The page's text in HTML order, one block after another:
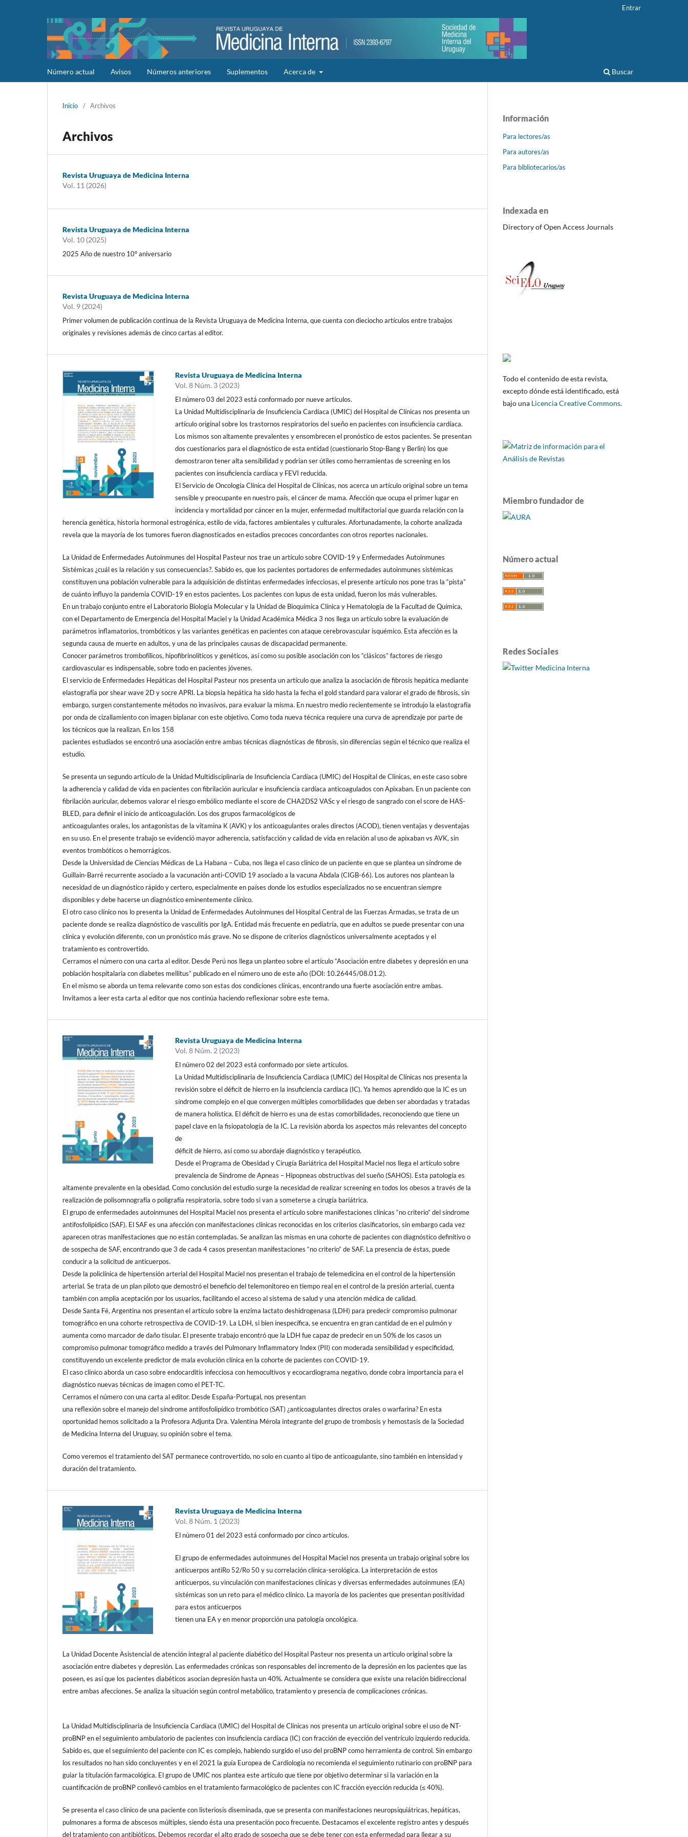
Número actual Avisos Números anteriores Suplementos Acerca de Buscar
Entrar
Inicio / Archivos
Archivos
Revista Uruguaya de Medicina Interna
Vol. 11 (2026)
Revista Uruguaya de Medicina Interna
Vol. 10 (2025)
2025 Año de nuestro 10° aniversario
Revista Uruguaya de Medicina Interna
Vol. 9 (2024)
Primer volumen de publicación continua de la Revista Uruguaya de Medicina Interna, que cuenta con dieciocho artículos entre trabajos
originales y revisiones además de cinco cartas al editor.
Revista Uruguaya de Medicina Interna
Vol. 8 Núm. 3 (2023)
El número 03 del 2023 está conformado por nueve artículos.
La Unidad Multidisciplinaria de Insuficiencia Cardíaca (UMIC) del Hospital de Clínicas nos presenta un
artículo original sobre los trastornos respiratorios del sueño en pacientes con insuficiencia cardíaca.
Los mismos son altamente prevalentes y ensombrecen el pronóstico de estos pacientes. Se presentan
dos cuestionarios para el diagnóstico de esta entidad (cuestionario Stop-Bang y Berlin) los que
demostraron tener alta sensibilidad y podrían ser útiles como herramientas de screening en los
pacientes con insuficiencia cardíaca y FEVI reducida.
El Servicio de Oncología Clínica del Hospital de Clínicas, nos acerca un artículo original sobre un tema
sensible y preocupante en nuestro país, el cáncer de mama. Afección que ocupa el primer lugar en
incidencia y mortalidad por cáncer en la mujer, enfermedad multifactorial que guarda relación con la
herencia genética, historia hormonal estrogénica, estilo de vida, factores ambientales y culturales. Afortunadamente, la cohorte analizada
revela que la mayoría de los tumores fueron diagnosticados en estadios precoces concordantes con otros reportes nacionales.
La Unidad de Enfermedades Autoinmunes del Hospital Pasteur nos trae un artículo sobre COVID-19 y Enfermedades Autoinmunes
Sistémicas ¿cuál es la relación y sus consecuencias?. Sabido es, que los pacientes portadores de enfermedades autoinmunes sistémicas
constituyen una población vulnerable para la adquisición de distintas enfermedades infecciosas, el presente artículo nos pone tras la “pista”
de cuánto influyo la pandemia COVID-19 en estos pacientes. Los pacientes con lupus de esta unidad, fueron los más vulnerables.
En un trabajo conjunto entre el Laboratorio Biología Molecular y la Unidad de Bioquímica Clínica y Hematología de la Facultad de Química,
con el Departamento de Emergencia del Hospital Maciel y la Unidad Académica Médica 3 nos llega un artículo sobre la evaluación de
parámetros inflamatorios, trombóticos y las variantes genéticas en pacientes con ataque cerebrovascular isquémico. Esta afección es la
segunda causa de muerte en adultos, y una de las principales causas de discapacidad permanente.
Conocer parámetros trombofílicos, hipofibrinolíticos y genéticos, así como su posible asociación con los “clásicos” factores de riesgo
cardiovascular es indispensable, sobre todo en pacientes jóvenes.
El servicio de Enfermedades Hepáticas del Hospital Pasteur nos presenta un artículo que analiza la asociación de fibrosis hepática mediante
elastografía por shear wave 2D y socre APRI. La biopsia hepática ha sido hasta la fecha el gold standard para valorar el grado de fibrosis, sin
embargo, surgen constantemente métodos no invasivos, para evaluar la misma. En nuestro medio recientemente se introdujo la elastografía
por onda de cizallamiento con imagen biplanar con este objetivo. Como toda nueva técnica requiere una curva de aprendizaje por parte de
los técnicos que la realizan. En los 158
pacientes estudiados se encontró una asociación entre ambas técnicas diagnósticas de fibrosis, sin diferencias según el técnico que realiza el
estudio.
Se presenta un segundo artículo de la Unidad Multidisciplinaria de Insuficiencia Cardíaca (UMIC) del Hospital de Clínicas, en este caso sobre
la adherencia y calidad de vida en pacientes con fibrilación auricular e insuficiencia cardíaca anticoagulados con Apixaban. En un paciente con
fibrilación auricular, debemos valorar el riesgo embólico mediante el score de CHA2DS2 VASc y el riesgo de sangrado con el score de HAS-
BLED, para definir el inicio de anticoagulación. Los dos grupos farmacológicos de
anticoagulantes orales, los antagonistas de la vitamina K (AVK) y los anticoagulantes orales directos (ACOD), tienen ventajas y desventajas
en su uso. En el presente trabajo se evidenció mayor adherencia, satisfacción y calidad de vida en relación al uso de apixaban vs AVK, sin
eventos trombóticos o hemorrágicos.
Desde la Universidad de Ciencias Médicas de La Habana – Cuba, nos llega el caso clínico de un paciente en que se plantea un síndrome de
Guillain-Barré recurrente asociado a la vacunación anti-COVID 19 asociado a la vacuna Abdala (CIGB-66). Los autores nos plantean la
necesidad de un diagnóstico rápido y certero, especialmente en países donde los estudios especializados no se encuentran siempre
disponibles y debe hacerse un diagnóstico eminentemente clínico.
El otro caso clínico nos lo presenta la Unidad de Enfermedades Autoinmunes del Hospital Central de las Fuerzas Armadas, se trata de un
paciente donde se realiza diagnóstico de vasculitis por IgA. Entidad más frecuente en pediatría, que en adultos se puede presentar con una
clínica y evolución diferente, con un pronóstico más grave. No se dispone de criterios diagnósticos universalmente aceptados y el
tratamiento es controvertido.
Cerramos el número con una carta al editor. Desde Perú nos llega un planteo sobre el artículo “Asociación entre diabetes y depresión en una
población hospitalaria con diabetes mellitus” publicado en el número uno de este año (DOI: 10.26445/08.01.2).
En el mismo se aborda un tema relevante como son estas dos condiciones clínicas, encontrando una fuerte asociación entre ambas.
Invitamos a leer esta carta al editor que nos continúa haciendo reflexionar sobre este tema.
Revista Uruguaya de Medicina Interna
Vol. 8 Núm. 2 (2023)
El número 02 del 2023 está conformado por siete artículos.
La Unidad Multidisciplinaria de Insuficiencia Cardíaca (UMIC) del Hospital de Clínicas nos presenta la
revisión sobre el déficit de hierro en la insuficiencia cardíaca (IC). Ya hemos aprendido que la IC es un
síndrome complejo en el que convergen múltiples comorbilidades que deben ser abordadas y tratadas
de manera holística. El déficit de hierro es una de estas comorbilidades, reconociendo que tiene un
papel clave en la fisiopatología de la IC. La revisión aborda los aspectos más relevantes del concepto
de
déficit de hierro, así como su abordaje diagnóstico y terapéutico.
Desde el Programa de Obesidad y Cirugía Bariátrica del Hospital Maciel nos llega el artículo sobre
prevalencia de Síndrome de Apneas – Hipopneas obstructivas del sueño (SAHOS). Esta patología es
altamente prevalente en la obesidad. Como conclusión del estudio surge la necesidad de realizar screening en todos los obesos a través de la
realización de polisomnografía o poligrafía respiratoria, sobre todo si van a someterse a cirugía bariátrica.
El grupo de enfermedades autoinmunes del Hospital Maciel nos presenta el artículo sobre manifestaciones clínicas “no criterio” del síndrome
antifosfolipídico (SAF). El SAF es una afección con manifestaciones clínicas reconocidas en los criterios clasificatorios, sin embargo cada vez
aparecen otras manifestaciones que no están contempladas. Se analizan las mismas en una cohorte de pacientes con diagnóstico definitivo o
de sospecha de SAF, encontrando que 3 de cada 4 casos presentan manifestaciones “no criterio” de SAF. La presencia de éstas, puede
conducir a la solicitud de anticuerpos.
Desde la policlínica de hipertensión arterial del Hospital Maciel nos presentan el trabajo de telemedicina en el control de la hipertensión
arterial. Se trata de un plan piloto que demostró el beneficio del telemonitoreo en tiempo real en el control de la presión arterial, cuenta
también con amplia aceptación por los usuarios, facilitando el acceso al sistema de salud y una atención médica de calidad.
Desde Santa Fé, Argentina nos presentan el artículo sobre la enzima lactato deshidrogenasa (LDH) para predecir compromiso pulmonar
tomográfico en una cohorte retrospectiva de COVID-19. La LDH, si bien inespecífica, se encuentra en gran cantidad de en el pulmón y
aumenta como marcador de daño tisular. El presente trabajo encontró que la LDH fue capaz de predecir en un 50% de los casos un
compromiso pulmonar tomográfico medido a través del Pulmonary Inflammatory Index (PII) con moderada sensibilidad y especificidad,
constituyendo un excelente predictor de mala evolución clínica en la cohorte de pacientes con COVID-19.
El caso clínico aborda un caso sobre endocarditis infecciosa con hemocultivos y ecocardiograma negativo, donde cobra importancia para el
diagnóstico nuevas técnicas de imagen como el PET-TC.
Cerramos el número con una carta al editor. Desde España-Portugal, nos presentan
una reflexión sobre el manejo del síndrome antifosfolipídico trombótico (SAT) ¿anticoagulantes directos orales o warfarina? En esta
oportunidad hemos solicitado a la Profesora Adjunta Dra. Valentina Mérola integrante del grupo de trombosis y hemostasis de la Sociedad
de Medicina Interna del Uruguay, su opinión sobre el tema.
Como veremos el tratamiento del SAT permanece controvertido, no solo en cuanto al tipo de anticoagulante, sino también en intensidad y
duración del tratamiento.
Revista Uruguaya de Medicina Interna
Vol. 8 Núm. 1 (2023)
El número 01 del 2023 está conformado por cinco artículos.
El grupo de enfermedades autoinmunes del Hospital Maciel nos presenta un trabajo original sobre los
anticuerpos antiRo 52/Ro 50 y su correlación clínica-serológica. La interpretación de estos
anticuerpos, su vinculación con manifestaciones clínicas y diversas enfermedades autoinmunes (EA)
sistémicas son un reto para el médico clínico. La mayoría de los pacientes que presentan positividad
para estos anticuerpos
tienen una EA y en menor proporción una patología oncológica.
La Unidad Docente Asistencial de atención integral al paciente diabético del Hospital Pasteur nos presenta un artículo original sobre la
asociación entre diabetes y depresión. Las enfermedades crónicas son responsables del incremento de la depresión en los pacientes que las
poseen, es así que los pacientes diabéticos asocian depresión hasta un 40%. Actualmente se considera que existe una relación bidireccional
entre ambas afecciones. Se analiza la situación según control metabólico, tratamiento y presencia de complicaciones crónicas.
La Unidad Multidisciplinaria de Insuficiencia Cardíaca (UMIC) del Hospital de Clínicas nos presenta un artículo original sobre el uso de NT-
proBNP en el seguimiento ambulatorio de pacientes con insuficiencia cardíaca (IC) con fracción de eyección del ventrículo izquierdo reducida.
Sabido es, que el seguimiento del paciente con IC es complejo, habiendo surgido el uso del proBNP como herramienta de control. Sin embargo
los resultados no han sido concluyentes y en el 2021 la guía Europea de Cardiología no recomienda el seguimiento rutinario con proBNP para
guiar la titulación farmacológica. El grupo de UMIC nos plantea este artículo que tiene por objetivo determinar si la variación en la
cuantificación de proBNP conllevó cambios en el tratamiento farmacológico de pacientes con IC fracción eyección reducida (≤ 40%).
Se presenta el caso clínico de una paciente con listeriosis diseminada, que se presenta con manifestaciones neuropsiquiátricas, hepáticas,
pulmonares a forma de abscesos múltiples, siendo ésta una presentación poco frecuente. Destacamos el excelente registro antes y después
del tratamiento con antibióticos. Debemos recordar el alto grado de sospecha que se debe tener con esta enfermedad para llegar a su
Información
Para lectores/as
Para autores/as
Para bibliotecarios/as
Indexada en
Directory of Open Access Journals
Todo el contenido de esta revista,
excepto dónde está identificado, está
bajo una Licencia Creative Commons.
Miembro fundador de
Número actual
Redes Sociales